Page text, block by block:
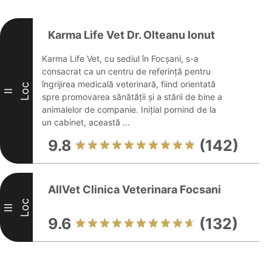
II Loc
Karma Life Vet Dr. Olteanu Ionut
Karma Life Vet, cu sediul în Focșani, s-a
consacrat ca un centru de referință pentru
îngrijirea medicală veterinară, fiind orientată
spre promovarea sănătății și a stării de bine a
animalelor de companie. Inițial pornind de la
un cabinet, această ...
9.8 (142)
III Loc
AllVet Clinica Veterinara Focsani
9.6 (132)